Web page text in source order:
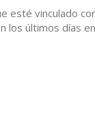
esté vinculado
últimos días